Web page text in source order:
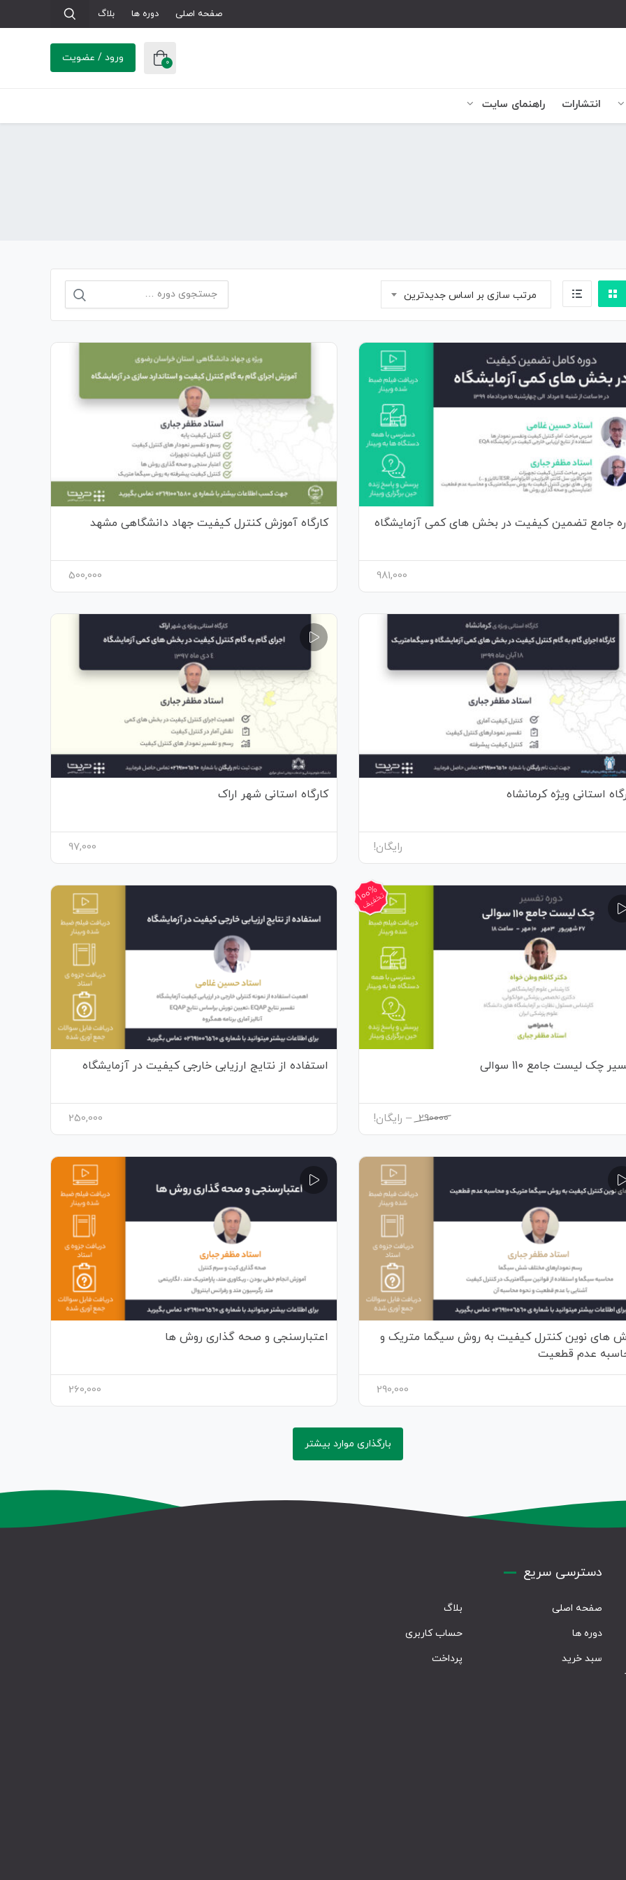
صفحه اصلی دوره ها بلاگ
0 ورود / عضویت
انتشارات راهنمای سایت
مرتب سازی بر اساس جدیدترین
جستجو
برای:
جامع تضمین کیفیت در بخش های کمی آزمایشگاه
981,000
کارگاه آموزش کنترل کیفیت جهاد دانشگاهی مشهد
500,000
استانی ویژه کرمانشاه
رایگان!
کارگاه استانی شهر اراک
97,000
100%
تخفیف
چک لیست جامع 110 سوالی
290000
– رایگان!
range:
استفاده از نتایج ارزیابی خارجی کیفیت در آزمایشگاه
250,000
های نوین کنترل کیفیت به روش سیگما متریک و
عدم قطعیت
290,000
اعتبارسنجی و صحه گذاری روش ها
260,000
بارگذاری موارد بیشتر
دسترسی سریع
صفحه اصلی
بلاگ
دوره ها
حساب کاربری
سبد خرید
پرداخت